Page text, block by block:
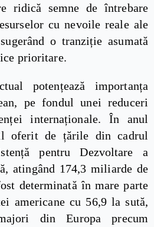
ridică semne de întrebare
cu nevoile reale ale
o tranziție asumată
prioritare.
potențează importanța
pe fondul unei reduceri
internaționale. În anul
oferit de țările din cadrul
pentru Dezvoltare a
atingând 174,3 miliarde de
determinată în mare parte
americane cu 56,9 la sută,
din Europa precum